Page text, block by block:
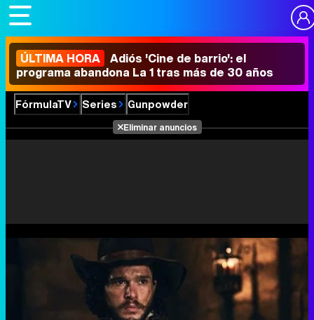
ÚLTIMA HORA Adiós 'Cine de barrio': el
programa abandona La 1 tras más de 30 años
FórmulaTV Series Gunpowder
Eliminar anuncios